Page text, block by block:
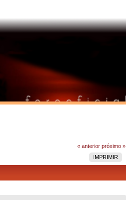
« anterior próximo »
IMPRIMIR